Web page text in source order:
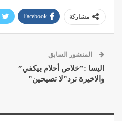
مشاركة Facebook
المنشور السابق
اليسا :”خلاص أحلام بيكفي”
والاخيرة ترد”لا تصيحين”